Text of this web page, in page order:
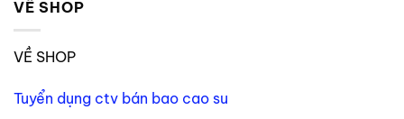
VỀ SHOP
VỀ SHOP
Tuyển dụng ctv bán bao cao su